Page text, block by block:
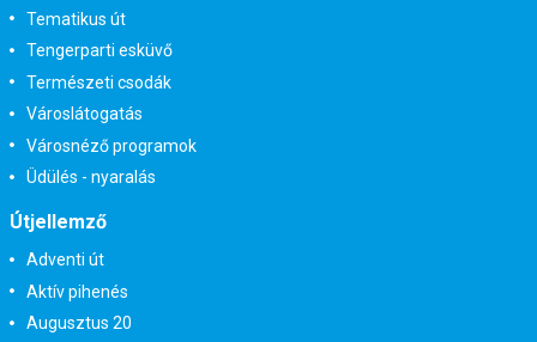
Tematikus út
Tengerparti esküvő
Természeti csodák
Városlátogatás
Városnéző programok
Üdülés - nyaralás
Útjellemző
Adventi út
Aktív pihenés
Augusztus 20